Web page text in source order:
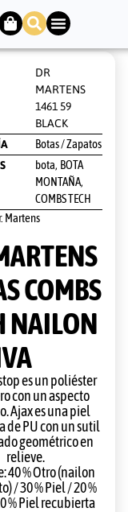
DR
MARTENS
1461 59
BLACK
Botas / Zapatos
bota, BOTA
MONTAÑA,
COMBS TECH
Martens
COMBS
NAILON
es un poliéster
con un aspecto
Ajax es una piel
de PU con un sutil
geométrico en
relieve.
40 % Otro (nailon
/ 30 % Piel / 20 %
% Piel recubierta